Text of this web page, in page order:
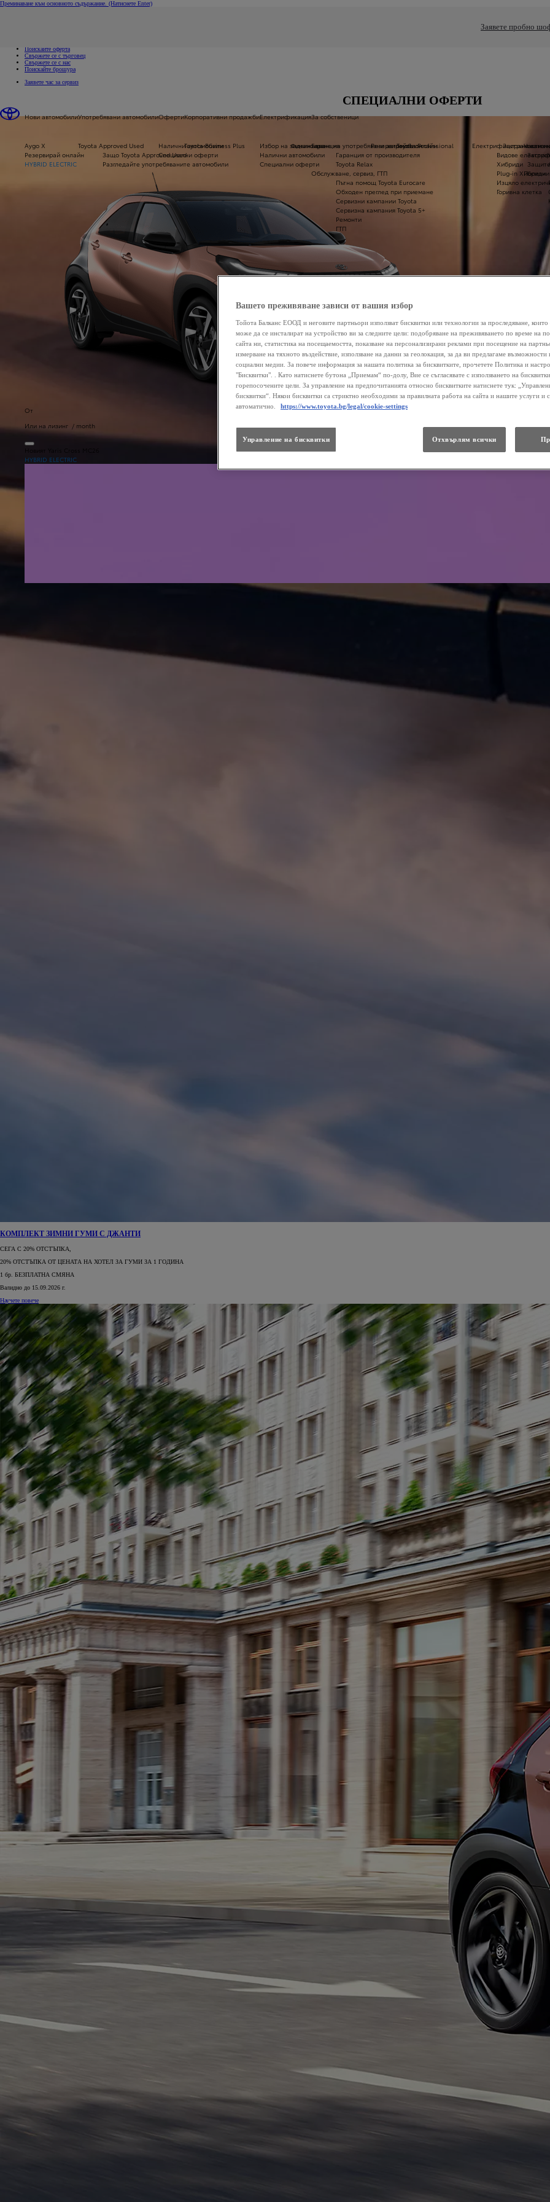
Преминаване към основното съдържание. (Натиснете Enter)
Заявете пробно
Поискайте оферта
Свържете се с търговец
Свържете се с нас
Поискайте брошура
Заявете час за сервиз
Нови автомобили
Aygo X
Резервирай онлайн
HYBRID ELECTRIC
От
Или на лизинг / month
HYBRID ELECTRIC
ОЧАКВАЙТЕ СКОРО
От 29 990 €
58 655,34 лв. с ДДС
Camry
Резервирай онлайн
HYBRID ELECTRIC
От
Или на лизинг / month
Toyota C-HR+
Резервирай онлайн
Toyota bZ4X
Резервирай онлайн
Употребявани автомобили
Toyota Approved Used
Защо Toyota Approved Used
Разгледайте употребяваните автомобили
Финансиране на употребявани автомобили
Застраховане
Оферти
Налични автомобили
Специални оферти
Резервирайте онлайн
Корпоративни продажби
Toyota Business Plus Toyota Professional
Електрификация
Избор на задвижване
Налични автомобили
Специални оферти
Електрифицирани
Видове
Хибриди
Plug-in Хибриди
Изцяло
Горивна клетка
За собственици
Гаранция
Гаранция от производителя
Toyota Relax
Обслужване, сервиз, ГТП
Пътна помощ Toyota Eurocare
Обходен преглед при приемане
Сервизни кампании Toyota
Сервизна кампания Toyota 5+
Ремонти
ГТП
Части и
Полезни
СПЕЦИАЛНИ ОФЕРТИ
КОМПЛЕКТ ЗИМНИ ГУМИ С ДЖАНТИ
СЕГА С 20% ОТСТЪПКА,
20% ОТСТЪПКА ОТ ЦЕНАТА НА ХОТЕЛ ЗА ГУМИ ЗА 1 ГОДИНА
1 бр. БЕЗПЛАТНА СМЯНА
Валидно до 15.09.2026 г.
Научете повече
Вашето преживяване зависи от вашия избор
Тойота Балканс ЕООД и неговите партньори използват бисквитки или технологии за проследяване, които
може да се инсталират на устройство ви за следните цели: подобряване на преживяването по време на
сайта ни, статистика на посещаемостта, показване на персонализирани реклами при посещение на
измерване на тяхното въздействие, използване на данни за геолокация, за да ви предлагаме възможности
социални медии. За повече информация за нашата политика за бисквитките, прочетете Политика и
"Бисквитки". . Като натиснете бутона „Приемам“ по-долу, Вие се съгласявате с използването на
горепосочените цели. За управление на предпочитанията относно бисквитките натиснете тук:
бисквитки“. Някои бисквитки са стриктно необходими за правилната работа на сайта и нашите услуги и
автоматично.
https://www.toyota.bg/legal/cookie-settings
Управление на бисквитки Отхвърлям всички